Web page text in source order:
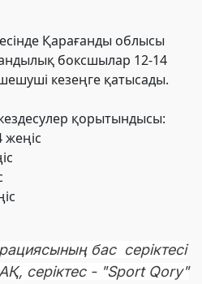
Қарағанды облысы
боксшылар 12-14
кезеңге қатысады.
қорытындысы:
бас серіктесі
серіктес - "Sport Qory"